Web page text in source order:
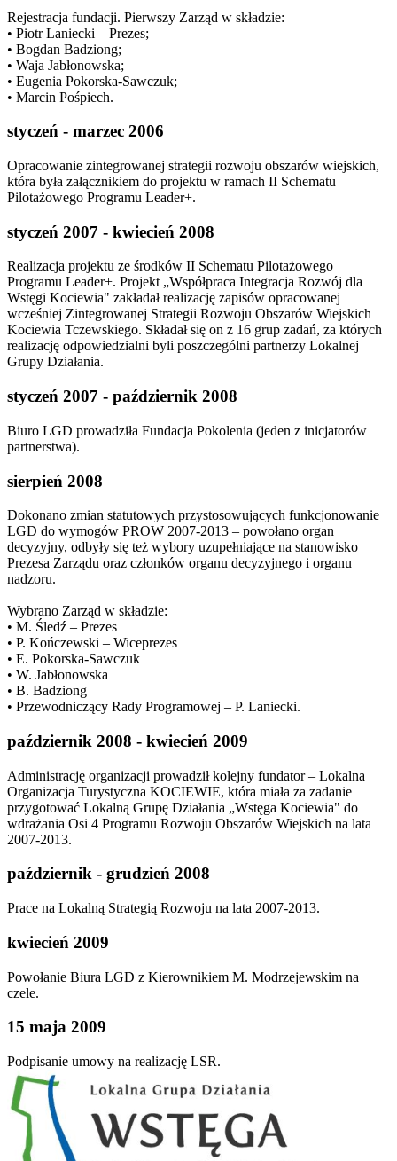
Rejestracja fundacji. Pierwszy Zarząd w składzie:
• Piotr Laniecki – Prezes;
• Bogdan Badziong;
• Waja Jabłonowska;
• Eugenia Pokorska-Sawczuk;
• Marcin Pośpiech.
styczeń - marzec 2006
Opracowanie zintegrowanej strategii rozwoju obszarów wiejskich,
która była załącznikiem do projektu w ramach II Schematu
Pilotażowego Programu Leader+.
styczeń 2007 - kwiecień 2008
Realizacja projektu ze środków II Schematu Pilotażowego
Programu Leader+. Projekt „Współpraca Integracja Rozwój dla
Wstęgi Kociewia" zakładał realizację zapisów opracowanej
wcześniej Zintegrowanej Strategii Rozwoju Obszarów Wiejskich
Kociewia Tczewskiego. Składał się on z 16 grup zadań, za których
realizację odpowiedzialni byli poszczególni partnerzy Lokalnej
Grupy Działania.
styczeń 2007 - październik 2008
Biuro LGD prowadziła Fundacja Pokolenia (jeden z inicjatorów
partnerstwa).
sierpień 2008
Dokonano zmian statutowych przystosowujących funkcjonowanie
LGD do wymogów PROW 2007-2013 – powołano organ
decyzyjny, odbyły się też wybory uzupełniające na stanowisko
Prezesa Zarządu oraz członków organu decyzyjnego i organu
nadzoru.
Wybrano Zarząd w składzie:
• M. Śledź – Prezes
• P. Kończewski – Wiceprezes
• E. Pokorska-Sawczuk
• W. Jabłonowska
• B. Badziong
• Przewodniczący Rady Programowej – P. Laniecki.
październik 2008 - kwiecień 2009
Administrację organizacji prowadził kolejny fundator – Lokalna
Organizacja Turystyczna KOCIEWIE, która miała za zadanie
przygotować Lokalną Grupę Działania „Wstęga Kociewia" do
wdrażania Osi 4 Programu Rozwoju Obszarów Wiejskich na lata
2007-2013.
październik - grudzień 2008
Prace na Lokalną Strategią Rozwoju na lata 2007-2013.
kwiecień 2009
Powołanie Biura LGD z Kierownikiem M. Modrzejewskim na
czele.
15 maja 2009
Podpisanie umowy na realizację LSR.